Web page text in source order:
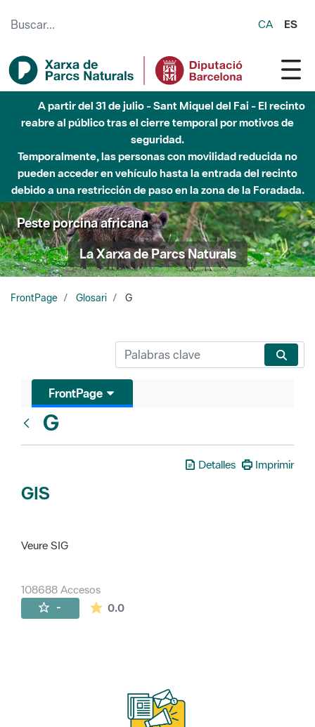
CA ES
A partir del 31 de julio - Sant Miquel del Fai - El recinto
reabre al público tras el cierre temporal por motivos de
seguridad.
Temporalmente, las personas con movilidad reducida no
pueden acceder en vehículo hasta la entrada del recinto
debido a una restricción de paso en la zona de la Foradada.
Peste porcina africana
La Xarxa de Parcs Naturals
FrontPage Glosari G
FrontPage
G
Detalles Imprimir
GIS
Veure SIG
108688 Accesos
- 0.0La valoración media es de 0 estrellas de